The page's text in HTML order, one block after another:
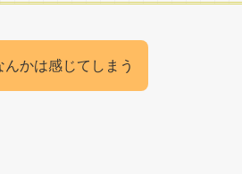
かは感じてしまう